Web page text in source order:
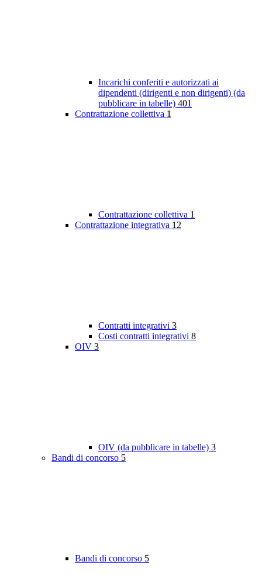
Incarichi conferiti e autorizzati ai
dipendenti (dirigenti e non dirigenti) (da
pubblicare in tabelle) 401
Contrattazione collettiva 1
Contrattazione collettiva 1
Contrattazione integrativa 12
Contratti integrativi 3
Costi contratti integrativi 8
OIV 3
OIV (da pubblicare in tabelle) 3
Bandi di concorso 5
Bandi di concorso 5